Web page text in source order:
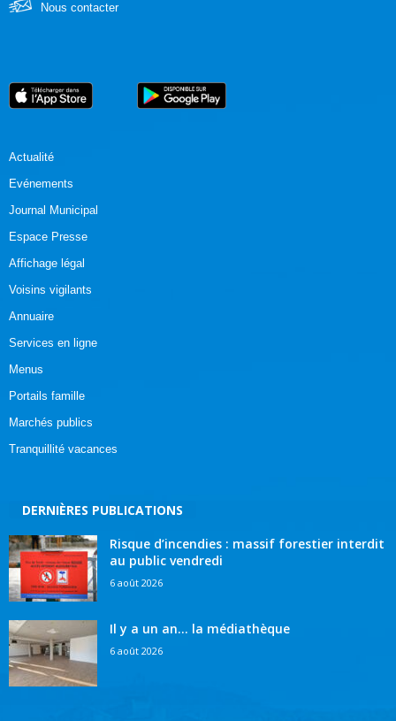
Nous contacter
Actualité
Evénements
Journal Municipal
Espace Presse
Affichage légal
Voisins vigilants
Annuaire
Services en ligne
Menus
Portails famille
Marchés publics
Tranquillité vacances
DERNIÈRES PUBLICATIONS
Risque d’incendies : massif forestier interdit
au public vendredi
6 août 2026
Il y a un an… la médiathèque
6 août 2026